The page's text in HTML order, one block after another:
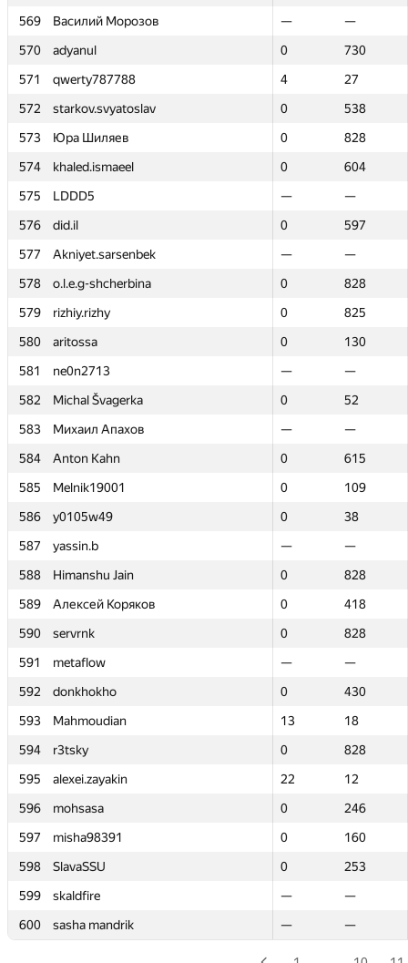
569
Василий Морозов —
—
570
adyanul 0
730
571
qwerty787788 4
27
572
starkov.svyatoslav 0
538
573
Юра Шиляев 0
828
574
khaled.ismaeel 0
604
575
LDDD5 —
—
576
did.il 0
597
577
Akniyet.sarsenbek —
—
578
o.l.e.g-shcherbina 0
828
579
rizhiy.rizhy 0
825
580
aritossa 0
130
581
ne0n2713 —
—
582
Michal Švagerka 0
52
583
Михаил Апахов —
—
584
Anton Kahn 0
615
585
Melnik19001 0
109
586
y0105w49 0
38
587
yassin.b —
—
588
Himanshu Jain 0
828
589
Алексей Коряков 0
418
590
servrnk 0
828
591
metaflow —
—
592
donkhokho 0
430
593
Mahmoudian 13
18
594
r3tsky 0
828
595
alexei.zayakin 22
12
596
mohsasa 0
246
597
misha98391 0
160
598
SlavaSSU 0
253
599
skaldfire —
—
600
sasha mandrik — —
569
Василий Морозов —
—
570
adyanul 0
730
571
qwerty787788 4
27
572
starkov.svyatoslav 0
538
573
Юра Шиляев 0
828
574
khaled.ismaeel 0
604
575
LDDD5 —
—
576
did.il 0
597
577
Akniyet.sarsenbek —
—
578
o.l.e.g-shcherbina 0
828
579
rizhiy.rizhy 0
825
580
aritossa 0
130
581
ne0n2713 —
—
582
Michal Švagerka 0
52
583
Михаил Апахов —
—
584
Anton Kahn 0
615
585
Melnik19001 0
109
586
y0105w49 0
38
587
yassin.b —
—
588
Himanshu Jain 0
828
589
Алексей Коряков 0
418
590
servrnk 0
828
591
metaflow —
—
592
donkhokho 0
430
593
Mahmoudian 13
18
594
r3tsky 0
828
595
alexei.zayakin 22
12
596
mohsasa 0
246
597
misha98391 0
160
598
SlavaSSU 0
253
599
skaldfire —
—
600
sasha mandrik — —